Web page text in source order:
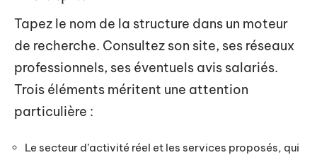
Tapez le nom de la structure dans un moteur
de recherche. Consultez son site, ses réseaux
professionnels, ses éventuels avis salariés.
Trois éléments méritent une attention
particulière :
Le secteur d’activité réel et les services proposés, qui